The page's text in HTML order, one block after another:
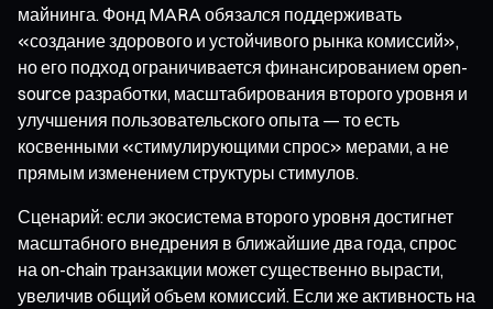
майнинга. Фонд MARA обязался поддерживать
«создание здорового и устойчивого рынка комиссий»,
но его подход ограничивается финансированием open-
source разработки, масштабирования второго уровня и
улучшения пользовательского опыта — то есть
косвенными «стимулирующими спрос» мерами, а не
прямым изменением структуры стимулов.
Сценарий: если экосистема второго уровня достигнет
масштабного внедрения в ближайшие два года, спрос
на on-chain транзакции может существенно вырасти,
увеличив общий объем комиссий. Если же активность на